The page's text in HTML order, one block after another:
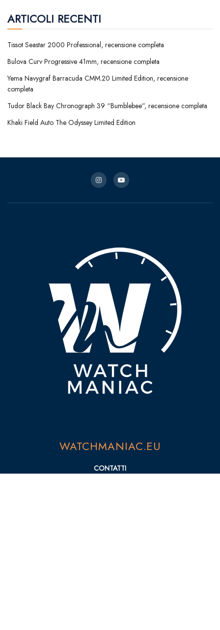
ARTICOLI RECENTI
Tissot Seastar 2000 Professional, recensione completa
Bulova Curv Progressive 41mm, recensione completa
Yema Navygraf Barracuda CMM.20 Limited Edition, recensione
completa
Tudor Black Bay Chronograph 39 “Bumblebee”, recensione completa
Khaki Field Auto The Odyssey Limited Edition
WATCHMANIAC.EU
CONTATTI